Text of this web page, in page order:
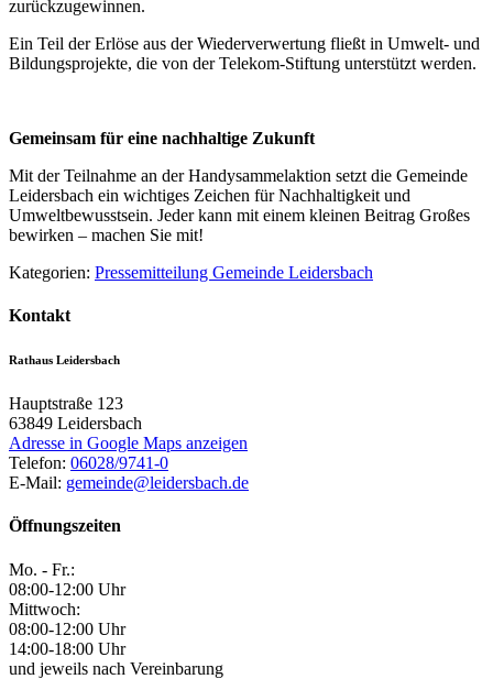
zurückzugewinnen.
Ein Teil der Erlöse aus der Wiederverwertung fließt in Umwelt- und
Bildungsprojekte, die von der Telekom-Stiftung unterstützt werden.
Gemeinsam für eine nachhaltige Zukunft
Mit der Teilnahme an der Handysammelaktion setzt die Gemeinde
Leidersbach ein wichtiges Zeichen für Nachhaltigkeit und
Umweltbewusstsein. Jeder kann mit einem kleinen Beitrag Großes
bewirken – machen Sie mit!
Kategorien: Pressemitteilung Gemeinde Leidersbach
Kontakt
Rathaus Leidersbach
Hauptstraße 123
63849 Leidersbach
Adresse in Google Maps anzeigen
Telefon: 06028/9741-0
E-Mail: gemeinde@leidersbach.de
Öffnungszeiten
Mo. - Fr.:
08:00-12:00 Uhr
Mittwoch:
08:00-12:00 Uhr
14:00-18:00 Uhr
und jeweils nach Vereinbarung